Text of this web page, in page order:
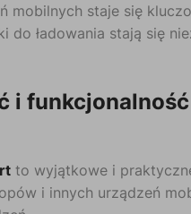
mobilnych staje się
ładowania stają się
i
to wyjątkowe i
i innych urządzeń